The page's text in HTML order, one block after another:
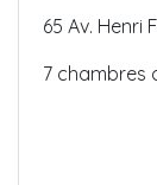
65 Av. Henri
7 chambres